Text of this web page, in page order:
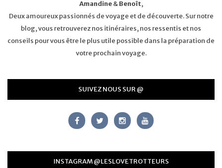
Amandine&Benoît,
Deux amoureux passionnés de voyage et de découverte. Sur notre
blog, vous retrouverez nos itinéraires, nos ressentis et nos
conseils pour vous être le plus utile possible dans la préparation de
votre prochain voyage.
SUIVEZ NOUS SUR @
INSTAGRAM @LESLOVETROTTEURS